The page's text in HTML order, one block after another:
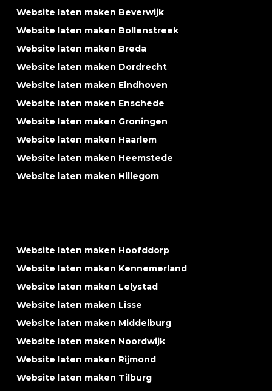
Website laten maken Beverwijk
Website laten maken Bollenstreek
Website laten maken Breda
Website laten maken Dordrecht
Website laten maken Eindhoven
Website laten maken Enschede
Website laten maken Groningen
Website laten maken Haarlem
Website laten maken Heemstede
Website laten maken Hillegom
Website laten maken Hoofddorp
Website laten maken Kennemerland
Website laten maken Lelystad
Website laten maken Lisse
Website laten maken Middelburg
Website laten maken Noordwijk
Website laten maken Rijmond
Website laten maken Tilburg